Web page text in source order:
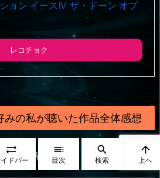
ョン イースⅣ ザ・ドーン オブ
レコチョク
みの私が聴いた作品全体感想
🎼：米光 亮

ドバー

目次

検索

上へ